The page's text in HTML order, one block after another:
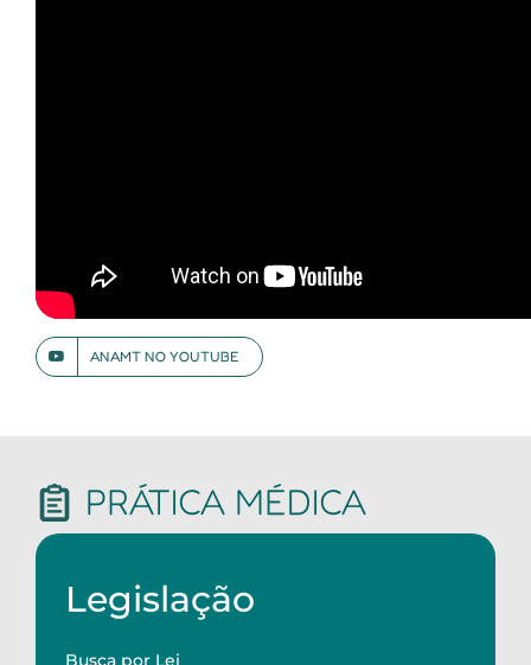
ANAMT NO YOUTUBE
PRÁTICA MÉDICA
Legislação
Busca por Lei